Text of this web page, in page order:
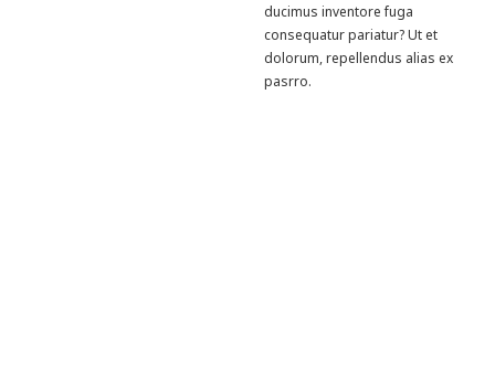
ducimus inventore fuga
consequatur pariatur? Ut et
dolorum, repellendus alias ex
pasrro.